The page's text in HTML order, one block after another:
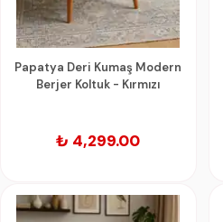
Papatya Deri Kumaş Modern
Berjer Koltuk - Kırmızı
₺ 4,299.00